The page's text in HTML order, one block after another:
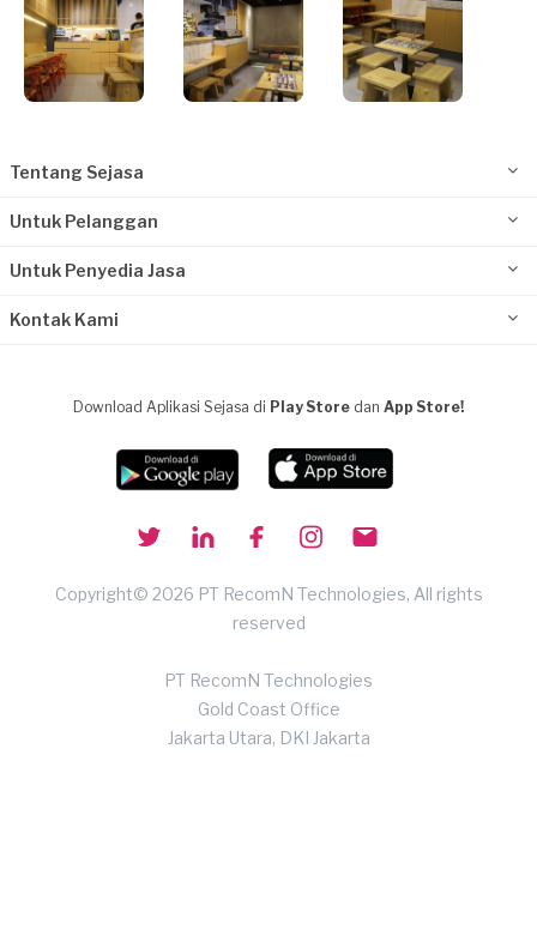
Tentang Sejasa
Untuk Pelanggan
Untuk Penyedia Jasa
Kontak Kami
Download Aplikasi Sejasa di Play Store dan App Store!
Copyright© 2026 PT RecomN Technologies, All rights
reserved
PT RecomN Technologies
Gold Coast Office
Jakarta Utara, DKI Jakarta